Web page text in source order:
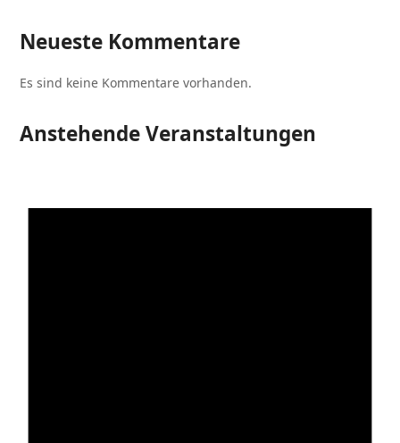
Neueste Kommentare
Es sind keine Kommentare vorhanden.
Anstehende Veranstaltungen